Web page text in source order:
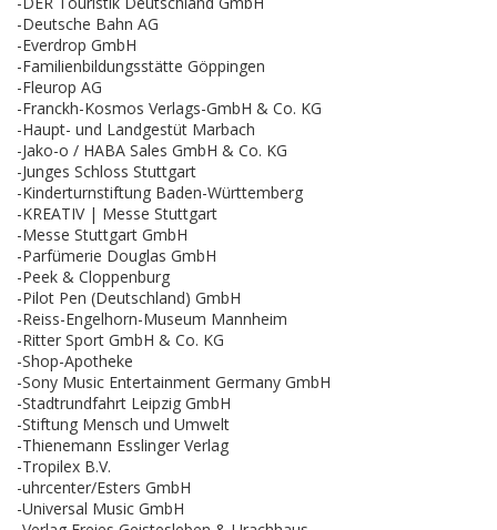
-Deutsche Bahn AG
-Everdrop GmbH
-Familienbildungsstätte Göppingen
-Fleurop AG
-Franckh-Kosmos Verlags-GmbH & Co. KG
-Haupt- und Landgestüt Marbach
-Jako-o / HABA Sales GmbH & Co. KG
-Junges Schloss Stuttgart
-Kinderturnstiftung Baden-Württemberg
-KREATIV | Messe Stuttgart
-Messe Stuttgart GmbH
-Parfümerie Douglas GmbH
-Peek & Cloppenburg
-Pilot Pen (Deutschland) GmbH
-Reiss-Engelhorn-Museum Mannheim
-Ritter Sport GmbH & Co. KG
-Shop-Apotheke
-Sony Music Entertainment Germany GmbH
-Stadtrundfahrt Leipzig GmbH
-Stiftung Mensch und Umwelt
-Thienemann Esslinger Verlag
-Tropilex B.V.
-uhrcenter/Esters GmbH
-Universal Music GmbH